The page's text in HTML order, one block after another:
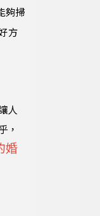
夠掃
方
人
，
婚